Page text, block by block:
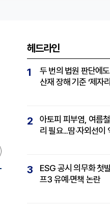
헤드라인
1
두 번의 법원 판단에
산재 장해 기준 ‘제자
2
아토피 피부염, 여름
리 필요...땀·자외선이
3
ESG 공시 의무화 첫
프3 유예·면책 논란